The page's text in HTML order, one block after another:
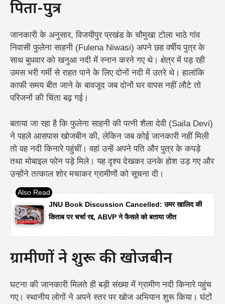
पिता-पुत्र
जानकारी के अनुसार, विजयीपुर प्रखंड के चौमुखा टोला भाठे गांव
निवासी फुलेना साहनी (Fulena Niwasi) अपने छह वर्षीय पुत्र के
साथ बुधवार को खनुआ नदी में स्नान करने गए थे। क्षेत्र में पड़ रही
उमस भरी गर्मी से राहत पाने के लिए दोनों नदी में उतरे थे। हालांकि
काफी समय बीत जाने के बावजूद जब दोनों घर वापस नहीं लौटे तो
परिजनों की चिंता बढ़ गई।
बताया जा रहा है कि फुलेना साहनी की पत्नी शैला देवी (Saila Devi)
ने पहले आसपास खोजबीन की, लेकिन जब कोई जानकारी नहीं मिली
तो वह नदी किनारे पहुंचीं। वहां उन्हें अपने पति और पुत्र के कपड़े
तथा मोबाइल फोन पड़े मिले। यह दृश्य देखकर उनके होश उड़ गए और
उन्होंने तत्काल शोर मचाकर ग्रामीणों को सूचना दी।
JNU Book Discussion Cancelled: उमर खालिद की
किताब पर चर्चा रद्द, ABVP ने फैसले को बताया जीत
ग्रामीणों ने शुरू की खोजबीन
घटना की जानकारी मिलते ही बड़ी संख्या में ग्रामीण नदी किनारे पहुंच
गए। स्थानीय लोगों ने अपने स्तर पर खोज अभियान शुरू किया। घंटों